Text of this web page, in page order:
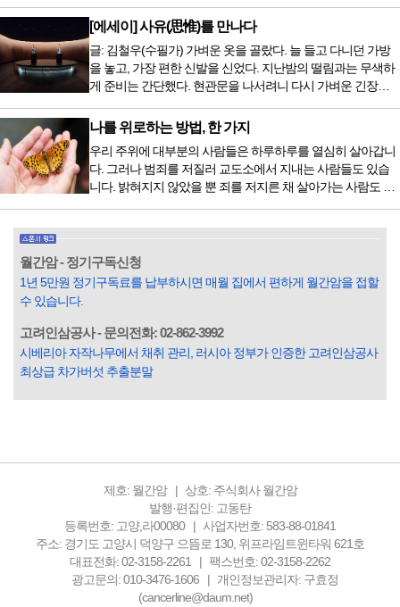
는 없지만 치료...
저녁을 습관적으로 음식을 섭취한다. 게다가 밤늦은 시간까지
음식을 먹거나, 아침에 식욕이 없는데도 ‘아침을 먹어야 하루
가 활기차다’라는 이야기에 사로잡혀 억지로 먹는 경우가 많
다. 식욕이 없다는 느낌은 본능이 보내는 신호다. 즉 먹어도 소
화할 힘이 없다거나 더 이상 먹으면 혈액 안에 잉여물...
[에세이] 사유(思惟)를 만나다
글: 김철우(수필가) 가벼운 옷을 골랐다. 늘 들고 다니던 가방
을 놓고, 가장 편한 신발을 신었다. 지난밤의 떨림과는 무색하
게 준비는 간단했다. 현관문을 나서려니 다시 가벼운 긴장감
막이 열리기 전. 그 특유의 무대 냄새를 맡았을 때의 긴장감 같
은 것이었다. 두 금동 미륵 반가사유상을 만나러 가는 길은 그
렇게 시작됐다. 두 반가사유상을 알게 된 것은 몇 해 전이었다.
잡지의 발행인으로 독자에게 선보일 좋은 콘텐츠를 고민하던
중 우리 문화재를 하나씩 소개하고자...
나를 위로하는 방법, 한 가지
우리 주위에 대부분의 사람들은 하루하루를 열심히 살아갑니
다. 그러나 범죄를 저질러 교도소에서 지내는 사람들도 있습
니다. 밝혀지지 않았을 뿐 죄를 저지른 채 살아가는 사람도 있
입힌다는 것입니다. 미꾸라지 한 마리가 시냇물을 흐린다는
옛말이 그저 허투루 생기지는 않은 듯합니다. 대부분의 사람
들은 열심히 살아갑니다. 그렇다고 97%의 사람들이 모두 착
월간암 - 정기구독신청
1년 5만원 정기구독료를 납부하시면 매월 집에서 편하게 월간암을 접할
수 있습니다.
고려인삼공사 - 문의전화: 02-862-3992
시베리아 자작나무에서 채취 관리, 러시아 정부가 인증한 고려인삼공사
최상급 차가버섯 추출분말
제호: 월간암
상호: 주식회사 월간암
발행·편집인: 고동탄
등록번호: 고양,라00080
사업자번호: 583-88-01841
주소: 경기도 고양시 덕양구 으뜸로 130, 위프라임트윈타워 621호
대표전화: 02-3158-2261
팩스번호: 02-3158-2262
광고문의: 010-3476-1606
개인정보관리자: 구효정
(cancerline@daum.net)